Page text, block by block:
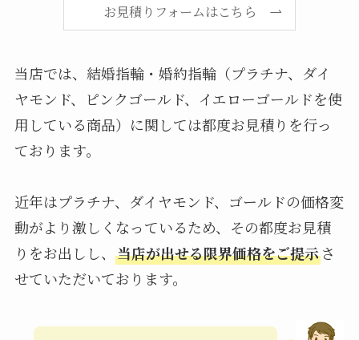
お見積りフォームはこちら
当店では、結婚指輪・婚約指輪（プラチナ、ダイ
ヤモンド、ピンクゴールド、イエローゴールドを使
用している商品）に関しては都度お見積りを行っ
ております。
近年はプラチナ、ダイヤモンド、ゴールドの価格変
動がより激しくなっているため、その都度お見積
りをお出しし、 当店が出せる限界価格をご提示さ
せていただいております。